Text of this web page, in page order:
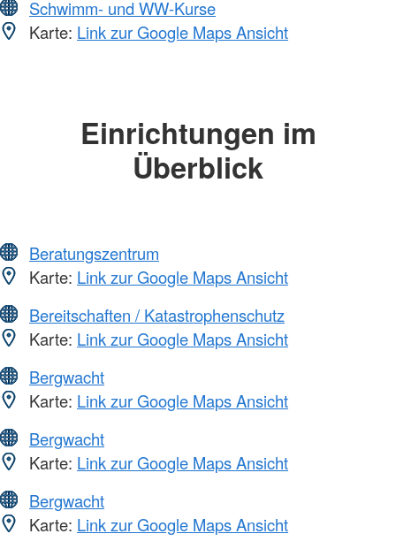
Schwimm- und WW-Kurse
Karte: Link zur Google Maps Ansicht
Einrichtungen im
Überblick
Beratungszentrum
Karte: Link zur Google Maps Ansicht
Bereitschaften / Katastrophenschutz
Karte: Link zur Google Maps Ansicht
Bergwacht
Karte: Link zur Google Maps Ansicht
Bergwacht
Karte: Link zur Google Maps Ansicht
Bergwacht
Karte: Link zur Google Maps Ansicht